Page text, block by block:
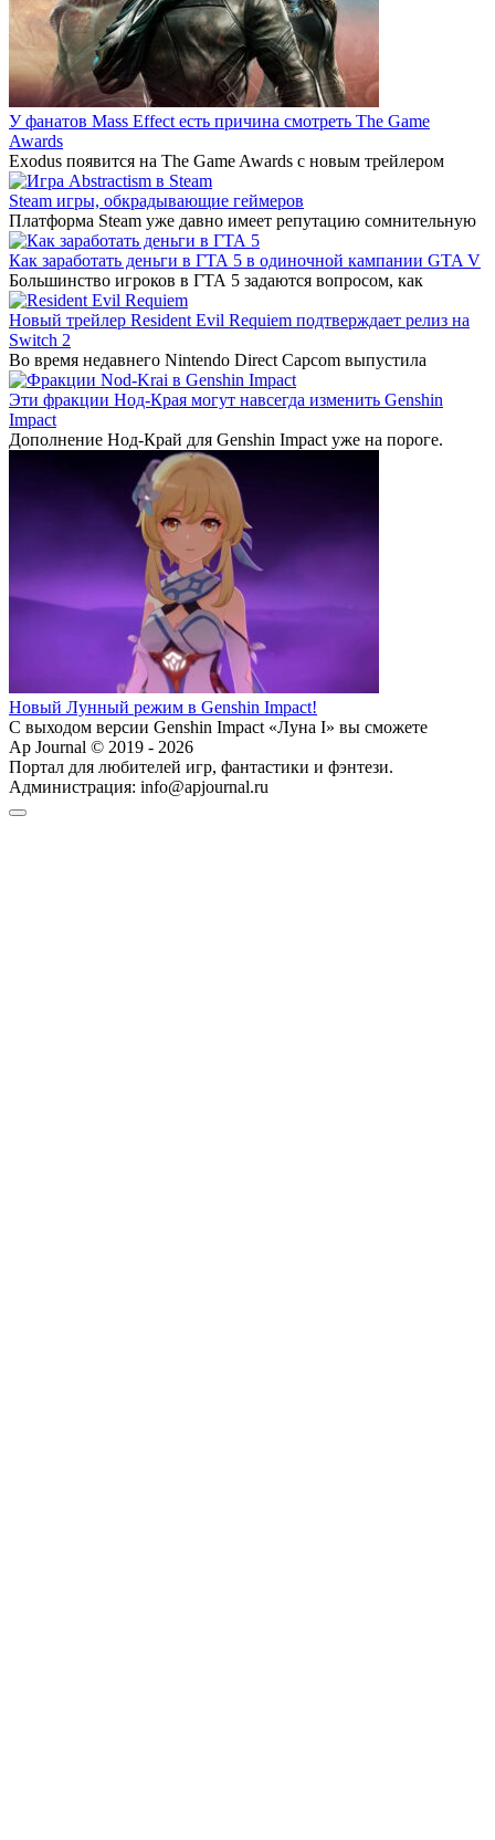
У фанатов Mass Effect есть причина смотреть The Game
Awards
Exodus появится на The Game Awards с новым трейлером
Steam игры, обкрадывающие геймеров
Платформа Steam уже давно имеет репутацию сомнительную
Как заработать деньги в ГТА 5 в одиночной кампании GTA V
Большинство игроков в ГТА 5 задаются вопросом, как
Новый трейлер Resident Evil Requiem подтверждает релиз на
Switch 2
Во время недавнего Nintendo Direct Capcom выпустила
Эти фракции Нод-Края могут навсегда изменить Genshin
Impact
Дополнение Нод-Край для Genshin Impact уже на пороге.
Новый Лунный режим в Genshin Impact!
С выходом версии Genshin Impact «Луна I» вы сможете
Ap Journal © 2019 - 2026
Портал для любителей игр, фантастики и фэнтези.
Администрация: info@apjournal.ru